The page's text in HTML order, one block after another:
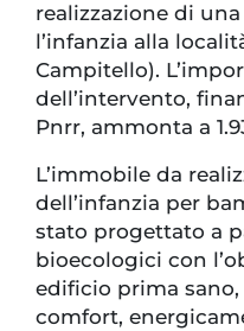
realizzazione di
l’infanzia alla
Campitello).
dell’intervento,
Pnrr, ammonta a
L’immobile da
dell’infanzia per
stato progettato a
bioecologici con
edificio prima
comfort,